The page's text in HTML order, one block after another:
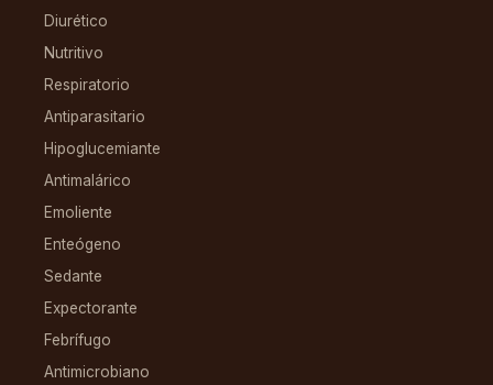
Diurético
Nutritivo
Respiratorio
Antiparasitario
Hipoglucemiante
Antimalárico
Emoliente
Enteógeno
Sedante
Expectorante
Febrífugo
Antimicrobiano